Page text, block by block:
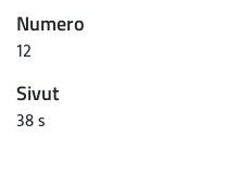
Numero
12
Sivut
38 s